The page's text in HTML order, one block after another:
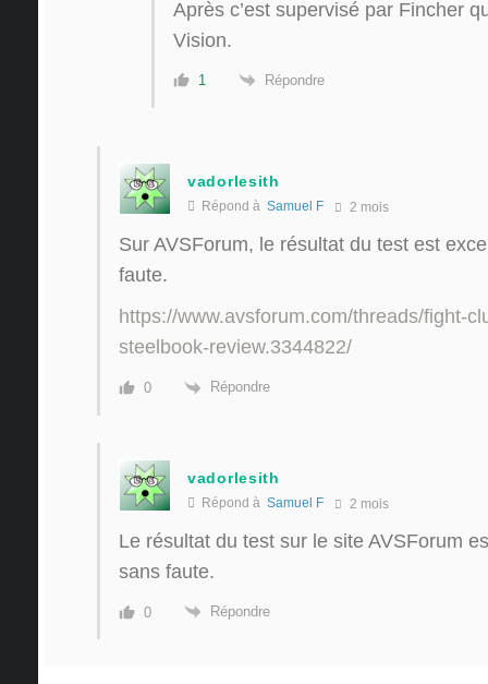
Après c’est supervisé par Fincher
Vision.
1 Répondre
vadorlesith
Répond à Samuel F 2 mois
Sur AVSForum, le résultat du test est
faute.
https://www.avsforum.com/threads/fight-
steelbook-review.3344822/
0 Répondre
vadorlesith
Répond à Samuel F 2 mois
Le résultat du test sur le site AVSForum
sans faute.
0 Répondre